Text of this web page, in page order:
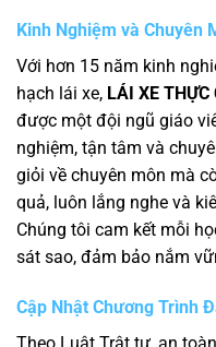
Kinh Nghiệm và Chuyên
Với hơn 15 năm kinh
hạch lái xe, LÁI XE THỰC
được một đội ngũ giáo
nghiệm, tận tâm và
giỏi về chuyên môn mà
quả, luôn lắng nghe và
Chúng tôi cam kết mỗi
sát sao, đảm bảo nắm
Cập Nhật Chương Trình